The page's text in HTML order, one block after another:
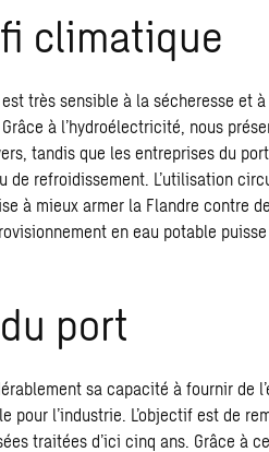
climatique
très sensible à la sécheresse et
à l’hydroélectricité, nous
tandis que les entreprises du
de refroidissement. L’utilisation
à mieux armer la Flandre contre
en eau potable
port
sa capacité à fournir de
l’industrie. L’objectif est de
traitées d’ici cinq ans. Grâce à